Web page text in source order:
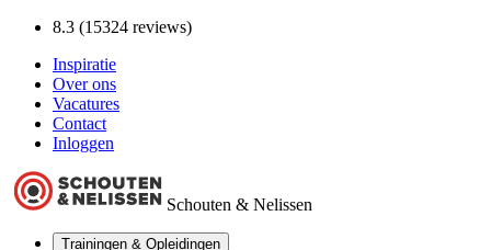
8.3 (15324 reviews)
Inspiratie
Over ons
Vacatures
Contact
Inloggen
Schouten & Nelissen
Trainingen & Opleidingen